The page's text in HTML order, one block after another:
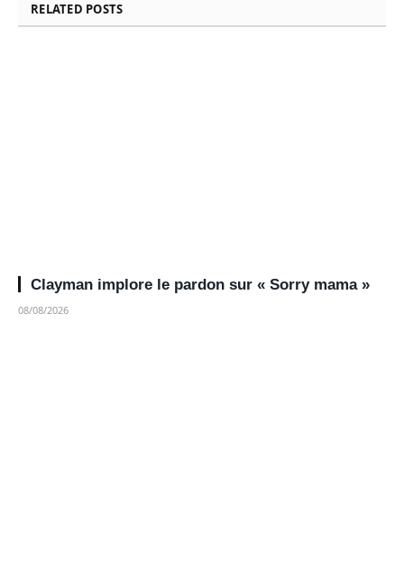
RELATED POSTS
Clayman implore le pardon sur « Sorry mama »
08/08/2026